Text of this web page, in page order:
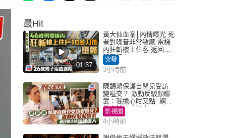
最Hit
01:37
黃大仙血案│內情曝光 死
者對噪音非常敏感 電梯
內狂斬樓上住客 返回住
所墮樓亡
突發
3小時前
陳錦鴻保護自閉兒受訪
變嗌交？ 激動反駁顏聯
武：我擔心咁又點 網民
批主持咄咄逼人
影視圈
4小時前